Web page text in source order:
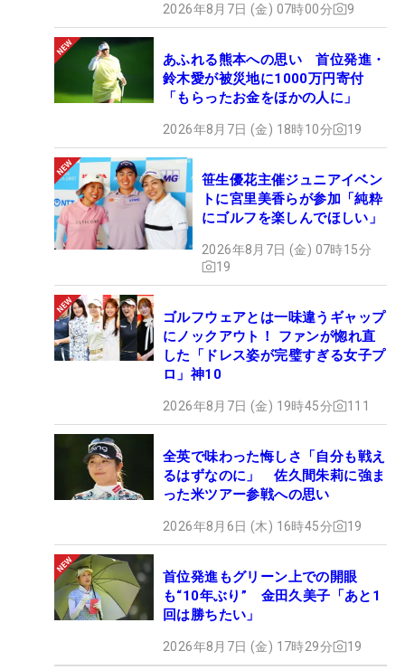
2026年8月7日 (金) 07時00分 9
あふれる熊本への思い 首位発進・
鈴木愛が被災地に1000万円寄付
「もらったお金をほかの人に」
2026年8月7日 (金) 18時10分 19
笹生優花主催ジュニアイベン
トに宮里美香らが参加「純粋
にゴルフを楽しんでほしい」
2026年8月7日 (金) 07時15分
19
ゴルフウェアとは一味違うギャップ
にノックアウト！ ファンが惚れ直
した「ドレス姿が完璧すぎる女子プ
ロ」神10
2026年8月7日 (金) 19時45分 111
全英で味わった悔しさ「自分も戦え
るはずなのに」 佐久間朱莉に強ま
った米ツアー参戦への思い
2026年8月6日 (木) 16時45分 19
首位発進もグリーン上での開眼
も“10年ぶり” 金田久美子「あと1
回は勝ちたい」
2026年8月7日 (金) 17時29分 19